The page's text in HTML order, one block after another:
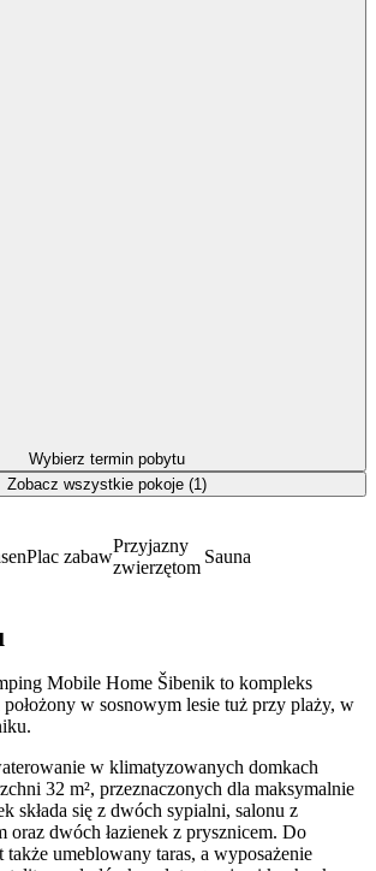
Plac zabaw
Przyjazny
zwierzętom
Sauna
Mobile Home Šibenik to kompleks
w sosnowym lesie tuż przy plaży, w
w klimatyzowanych domkach
32 m², przeznaczonych dla maksymalnie
składa się z dwóch sypialni, salonu z
oraz dwóch łazienek z prysznicem. Do
umeblowany taras, a wyposażenie
Wybierz termin pobytu
Zobacz wszystkie pokoje (1)